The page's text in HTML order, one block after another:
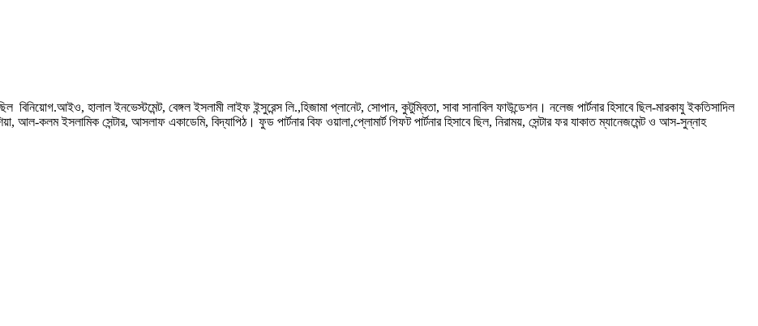
বিনিয়োগ.আইও, হালাল ইনভেস্টমেন্ট, বেঙ্গল ইসলামী লাইফ ইন্সুরেন্স লি.,হিজামা প্লানেট, সোপান, কুটুম্বিতা, সাবা সানাবিল ফাউন্ডেশন। নলেজ পার্টনার হিসাবে ছিল-মারকাযু ইকতিসাদিল
কলম ইসলামিক সেন্টার, আসলাফ একাডেমি, বিদ্যাপিঠ। ফুড পার্টনার বিফ ওয়ালা,প্লোমার্ট গিফট পার্টনার হিসাবে ছিল, নিরাময়, সেন্টার ফর যাকাত ম্যানেজমেন্ট ও আস-সুন্নাহ